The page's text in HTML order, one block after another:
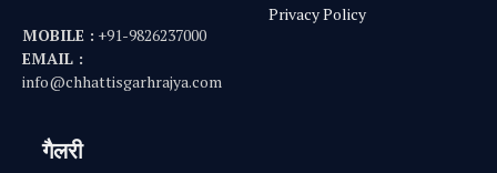
MOBILE : +91-9826237000
EMAIL :
info@chhattisgarhrajya.com
Privacy Policy
गैलरी